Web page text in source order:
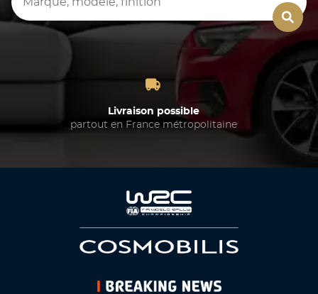
Livraison possible
partout en France métropolitaine